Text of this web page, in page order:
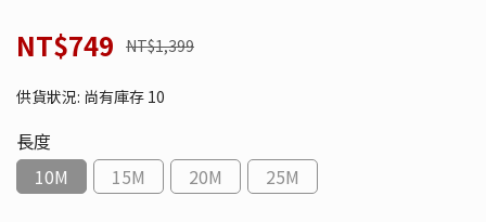
NT$749 NT$1,399
供貨狀況: 尚有庫存 10
長度
10M
15M 20M 25M